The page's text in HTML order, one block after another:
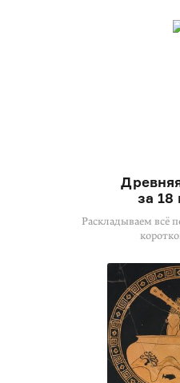
за 18
Раскладываем всё